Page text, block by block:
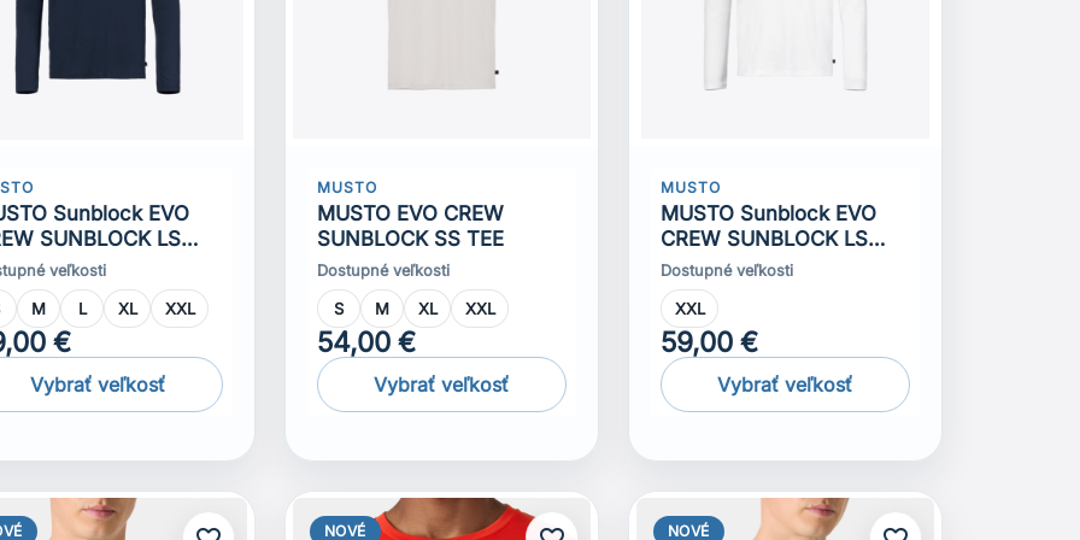
Sunblock EVO
SUNBLOCK LS
veľkosti
M L XL XXL
€
Vybrať veľkosť
MUSTO
MUSTO EVO CREW
SUNBLOCK SS TEE
Dostupné veľkosti
S M XL XXL
54,00 €
Vybrať veľkosť
MUSTO
MUSTO Sunblock EVO
CREW SUNBLOCK LS
TEE
Dostupné veľkosti
XXL
59,00 €
Vybrať veľkosť
NOVÉ NOVÉ